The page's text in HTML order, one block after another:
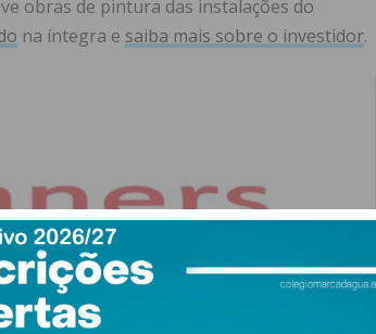
obras de pintura das instalações do
na íntegra e saiba mais sobre o investidor.